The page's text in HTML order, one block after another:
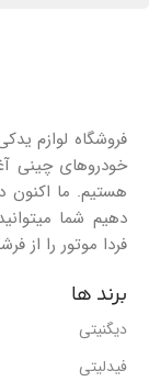
خودروهای چینی
هستیم. ما اکنون
دهیم شما
فردا موتور را از
برند ها
دیگنیتی
فیدلیتی